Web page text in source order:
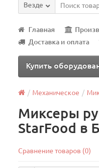
Везде
Главная
Доставка и оплата
Купить
Механическое
Миксеры
StarFood в
Сравнение товаров (0)